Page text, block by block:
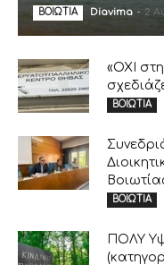
ΒΟΙΩΤΙΑ Diavima - 2
«ΟΧΙ
ΒΟΙΩΤΙΑ
ΒΟΙΩΤΙΑ
ΠΟΛΥ